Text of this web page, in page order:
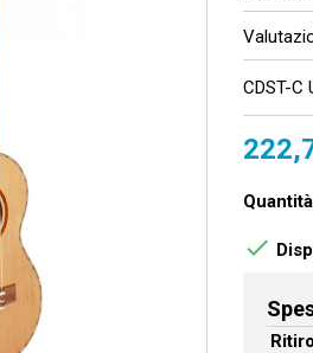
CDST-C
Quantità
